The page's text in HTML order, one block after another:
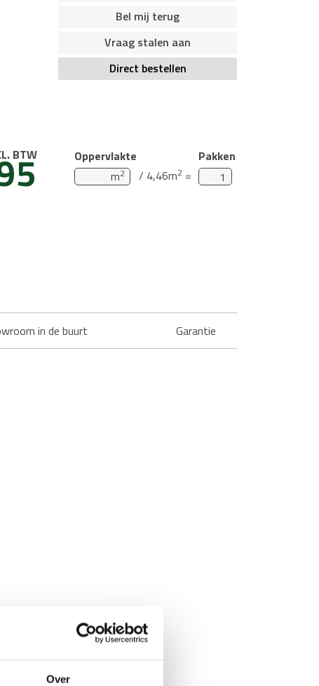
Over
Bel mij terug
Vraag stalen aan
Direct bestellen
BTW Oppervlakte
Pakken
m2 / 4,46m2 =
in de buurt Garantie